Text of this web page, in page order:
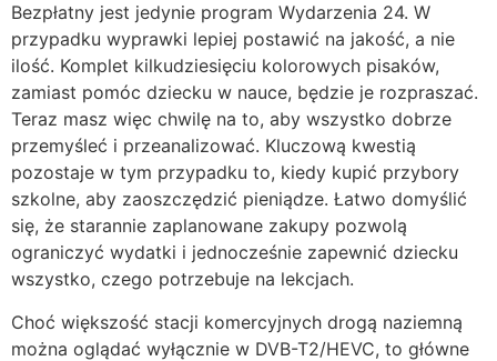
Bezpłatny jest jedynie program Wydarzenia 24. W
przypadku wyprawki lepiej postawić na jakość, a nie
ilość. Komplet kilkudziesięciu kolorowych pisaków,
zamiast pomóc dziecku w nauce, będzie je rozpraszać.
Teraz masz więc chwilę na to, aby wszystko dobrze
przemyśleć i przeanalizować. Kluczową kwestią
pozostaje w tym przypadku to, kiedy kupić przybory
szkolne, aby zaoszczędzić pieniądze. Łatwo domyślić
się, że starannie zaplanowane zakupy pozwolą
ograniczyć wydatki i jednocześnie zapewnić dziecku
wszystko, czego potrzebuje na lekcjach.
Choć większość stacji komercyjnych drogą naziemną
można oglądać wyłącznie w DVB-T2/HEVC, to główne